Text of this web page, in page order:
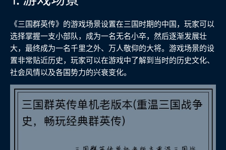
《三国群英传》的游戏场景设置在三国时期的中国，玩家可以
选择掌握一支小部队，成为一名无名小卒，然后逐渐发展壮
大，最终成为一名千里之外、万人敬仰的大将。游戏场景的设
置非常贴近历史，玩家可以在游戏中了解到当时的历史文化、
社会风情以及各国势力的兴衰变化。